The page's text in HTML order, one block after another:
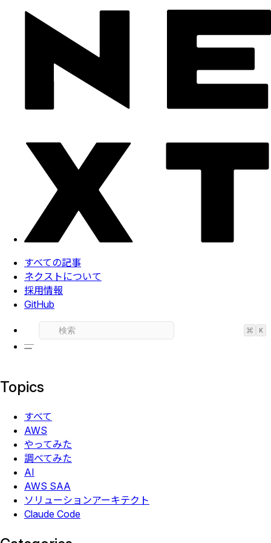
すべての記事
ネクストについて
採用情報
GitHub
⌘ K
Topics
すべて
AWS
やってみた
調べてみた
AI
AWS SAA
ソリューションアーキテクト
Claude Code